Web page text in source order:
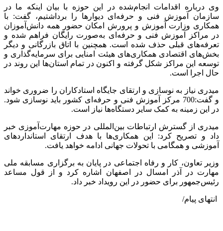
وی درباره اقدامات انجام‌شده در این حوزه با بیان اینکه ما در
سازمان آموزش فنی و حرفه‌ای دیوارها را برداشتیم، گفت: با
همکاری وزارت آموزش و پرورش امکان حضور همه دانش‌آموزان
در مراکز آموزش فنی و حرفه‌ای به‌صورت رایگان فراهم شده و
تعرفه‌های قبلی حذف شده است. همچنین با اتاق بازرگانی و دیگر
بخش‌های اقتصادی همکاری‌های هیئت امنایی برای سرمایه‌گذاری و
توسعه این مراکز شکل گرفته و اکنون در تمام استان‌ها این روند در
حال اجرا است.
میدری نیاز به نوسازی و ارتقای جایگاه استادکاران را ضروری خواند
و گفت:700 مرکز آموزش فنی و حرفه‌ای کشور باید نوسازی شود.
در این زمینه به کمک سایر دستگاه‌ها نیاز است.
میدری از گسترش ارتباطات بین‌المللی در حوزه مهارت‌آموزی خبر
داد و تصریح کرد: این همکاری‌ها با هدف ارتقای استانداردهای
آموزشی و همگامی با تحولات جهانی ادامه خواهد یافت.
وزیر تعاون، کار و رفاه اجتماعی در پایان به برگزاری مسابقه ملی
مهارت در آذر امسال در اصفهان اشاره کرد و از قول مساعد
رئیس‌جمهور برای حضور در این رویداد خبر داد.
انتهای پیام/